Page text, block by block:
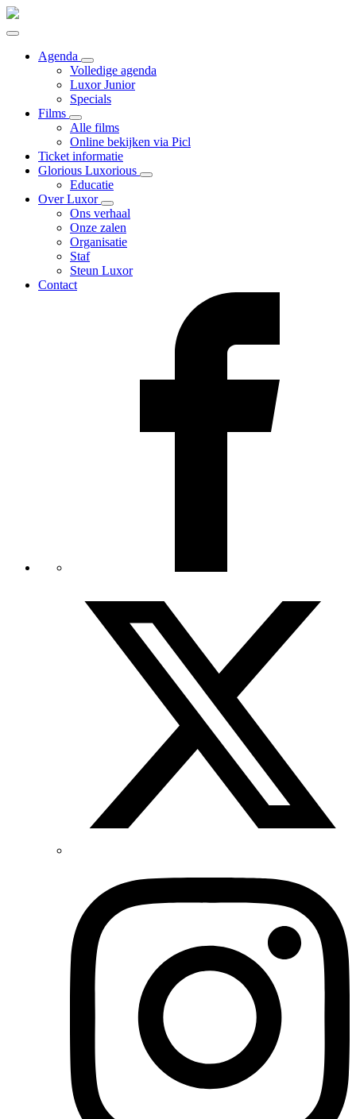
Agenda
Volledige agenda
Luxor Junior
Specials
Films
Alle films
Online bekijken via Picl
Ticket informatie
Glorious Luxorious
Educatie
Over Luxor
Ons verhaal
Onze zalen
Organisatie
Staf
Steun Luxor
Contact